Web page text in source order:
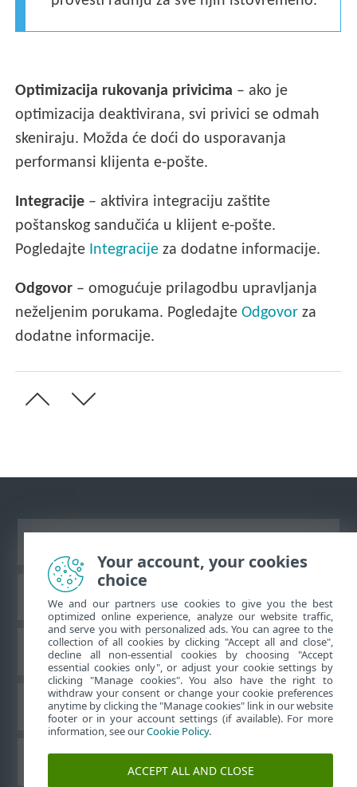
Optimizacija rukovanja privicima – ako je
optimizacija deaktivirana, svi privici se odmah
skeniraju. Možda će doći do usporavanja
performansi klijenta e-pošte.
Integracije – aktivira integraciju zaštite
poštanskog sandučića u klijent e-pošte.
Pogledajte Integracije za dodatne informacije.
Odgovor – omogućuje prilagodbu upravljanja
neželjenim porukama. PogledajteOdgovor za
dodatne informacije.
ESET-ova baza znanja
ESET-ov forum
Regionalna podrška
Your account, your cookies
choice
We and our partners use cookies to give you the best
optimized online experience, analyze our website traffic,
and serve you with personalized ads. You can agree to the
collection of all cookies by clicking "Accept all and close",
decline all non-essential cookies by choosing "Accept
essential cookies only", or adjust your cookie settings by
clicking "Manage cookies". You also have the right to
withdraw your consent or change your cookie preferences
anytime by clicking the "Manage cookies" link in our website
footer or in your account settings (if available). For more
information, see ourCookie Policy.
ACCEPT ALL AND CLOSE